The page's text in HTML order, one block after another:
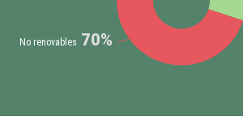
No renovables 70%